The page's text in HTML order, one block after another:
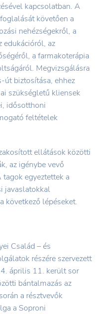
kapcsolatban. A
követően a
nehézségekről, a
edukációról, az
a farmakoterápia
Megvizsgálásra
út biztosítása, ehhez
szükségletű kliensek
idősotthoni
feltételek
ellátások közötti
az igénybe vevő
egyeztettek a
javaslatokkal
következő lépéseket.
Család – és
részére szervezett
április 11. került sor
bántalmazás az
a résztvevők
a Soproni